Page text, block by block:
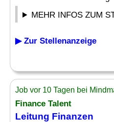
MEHR INFOS ZUM
▶ Zur Stellenanzeige
Job vor 10 Tagen bei
Finance Talent
Leitung Finanzen